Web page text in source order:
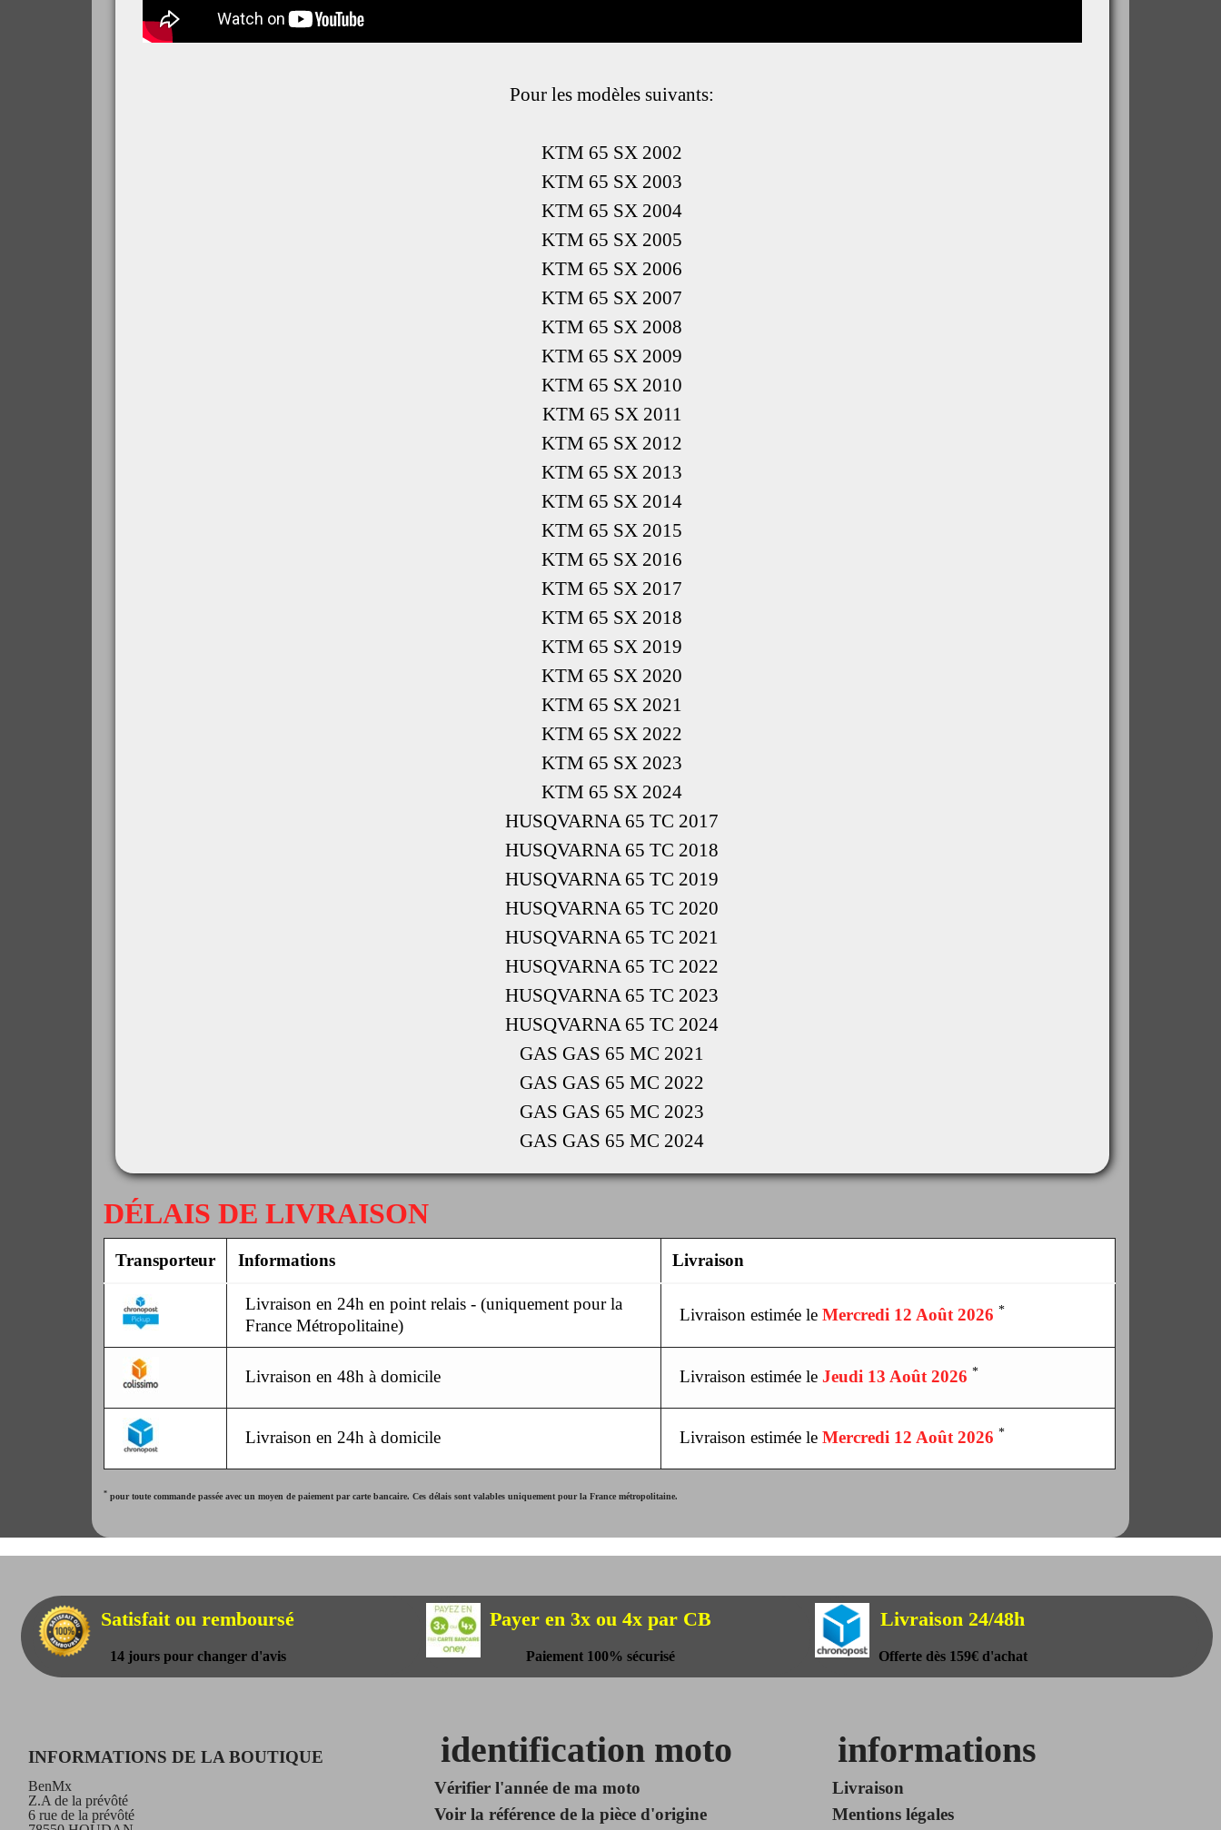
Pour les modèles suivants:
KTM 65 SX 2002
KTM 65 SX 2003
KTM 65 SX 2004
KTM 65 SX 2005
KTM 65 SX 2006
KTM 65 SX 2007
KTM 65 SX 2008
KTM 65 SX 2009
KTM 65 SX 2010
KTM 65 SX 2011
KTM 65 SX 2012
KTM 65 SX 2013
KTM 65 SX 2014
KTM 65 SX 2015
KTM 65 SX 2016
KTM 65 SX 2017
KTM 65 SX 2018
KTM 65 SX 2019
KTM 65 SX 2020
KTM 65 SX 2021
KTM 65 SX 2022
KTM 65 SX 2023
KTM 65 SX 2024
HUSQVARNA 65 TC 2017
HUSQVARNA 65 TC 2018
HUSQVARNA 65 TC 2019
HUSQVARNA 65 TC 2020
HUSQVARNA 65 TC 2021
HUSQVARNA 65 TC 2022
HUSQVARNA 65 TC 2023
HUSQVARNA 65 TC 2024
GAS GAS 65 MC 2021
GAS GAS 65 MC 2022
GAS GAS 65 MC 2023
GAS GAS 65 MC 2024
DÉLAIS DE LIVRAISON
Transporteur Informations Livraison
Livraison en 24h en point relais - (uniquement pour la
France Métropolitaine)
Livraison estimée le Mercredi 12 Août 2026 *
Livraison en 48h à domicile Livraison estimée le Jeudi 13 Août 2026 *
Livraison en 24h à domicile Livraison estimée le Mercredi 12 Août 2026 *
*pour toute commande passée avec un moyen de paiement par carte bancaire. Ces délais sont valables uniquement pour la France métropolitaine.
Satisfait ou remboursé
14 jours pour changer d'avis
Payer en 3x ou 4x par CB
Paiement 100% sécurisé
Livraison 24/48h
Offerte dès 159€ d'achat
INFORMATIONS DE LA BOUTIQUE
BenMx
Z.A de la prévôté
6 rue de la prévôté
identification moto
Vérifier l'année de ma moto
Voir la référence de la pièce d'origine
informations
Livraison
Mentions légales